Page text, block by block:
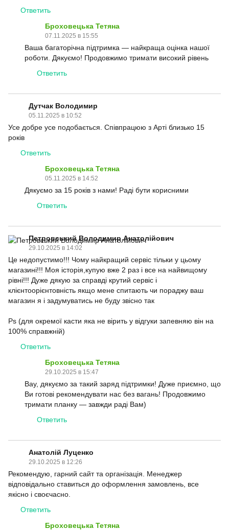
Ответить
Броховецька Тетяна
07.11.2025 в 15:55
Ваша багаторічна підтримка — найкраща оцінка нашої
роботи. Дякуємо! Продовжимо тримати високий рівень
Ответить
Дутчак Володимир
05.11.2025 в 10:52
Усе добре усе подобається. Співпрацюю з Арті близько 15
років
Ответить
Броховецька Тетяна
05.11.2025 в 14:52
Дякуємо за 15 років з нами! Раді бути корисними
Ответить
Петровський Володимир Анатолійович
29.10.2025 в 14:02
Це недопустимо!!! Чому найкращий сервіс тільки у цьому
магазині!!! Моя історія,купую вже 2 раз і все на найвищому
рівні!!! Дуже дякую за справді крутий сервіс і
клієнтоорієнтовність якщо мене спитають чи пораджу ваш
магазин я і задумуватись не буду звісно так
Ps (для окремої касти яка не вірить у відгуки запевняю він на
100% справжній)
Ответить
Броховецька Тетяна
29.10.2025 в 15:47
Вау, дякуємо за такий заряд підтримки! Дуже приємно, що
Ви готові рекомендувати нас без вагань! Продовжимо
тримати планку — завжди раді Вам)
Ответить
Анатолій Луценко
29.10.2025 в 12:26
Рекомендую, гарний сайт та організація. Менеджер
відповідально ставиться до оформлення замовлень, все
якісно і своєчасно.
Ответить
Броховецька Тетяна